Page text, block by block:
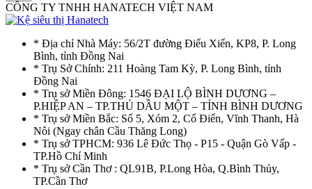
CÔNG TY TNHH HANATECH VIỆT NAM
* Địa chỉ Nhà Máy: 56/2T đường Điểu Xiển, KP8, P. Long
Bình, tỉnh Đồng Nai
* Trụ Sở Chính: 211 Hoàng Tam Kỳ, P. Long Bình, tỉnh
Đồng Nai
* Trụ sở Miền Đông: 1546 ĐẠI LỘ BÌNH DƯƠNG –
P.HIỆP AN – TP.THỦ DẦU MỘT – TỈNH BÌNH DƯƠNG
* Trụ sở Miền Bắc: Số 5, Xóm 2, Cổ Điển, Vĩnh Thanh, Hà
Nôi (Ngay chân Cầu Thăng Long)
* Trụ sở TPHCM: 936 Lê Đức Thọ - P15 - Quận Gò Vấp -
TP.Hồ Chí Minh
* Trụ sở Cần Thơ : QL91B, P.Long Hòa, Q.Bình Thủy,
TP.Cần Thơ